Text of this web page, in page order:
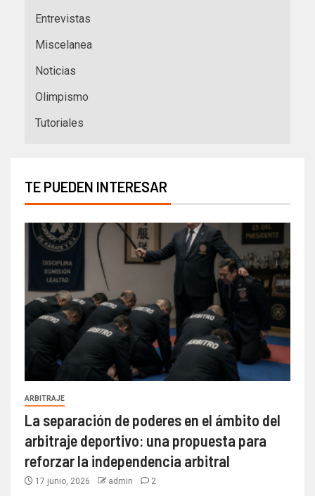
Entrevistas
Miscelanea
Noticias
Olimpismo
Tutoriales
TE PUEDEN INTERESAR
ARBITRAJE
La separación de poderes en el ámbito del
arbitraje deportivo: una propuesta para
reforzar la independencia arbitral
17 junio, 2026 admin 2